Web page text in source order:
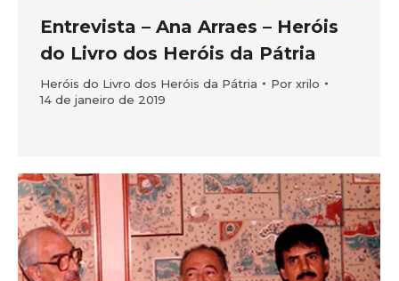
Entrevista – Ana Arraes – Heróis
do Livro dos Heróis da Pátria
Heróis do Livro dos Heróis da Pátria Por xrilo
14 de janeiro de 2019